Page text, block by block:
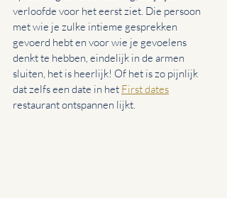
verloofde voor het eerst ziet. Die persoon
met wie je zulke intieme gesprekken
gevoerd hebt en voor wie je gevoelens
denkt te hebben, eindelijk in de armen
sluiten, het is heerlijk! Of het is zo pijnlijk
dat zelfs een date in het First dates
restaurant ontspannen lijkt.